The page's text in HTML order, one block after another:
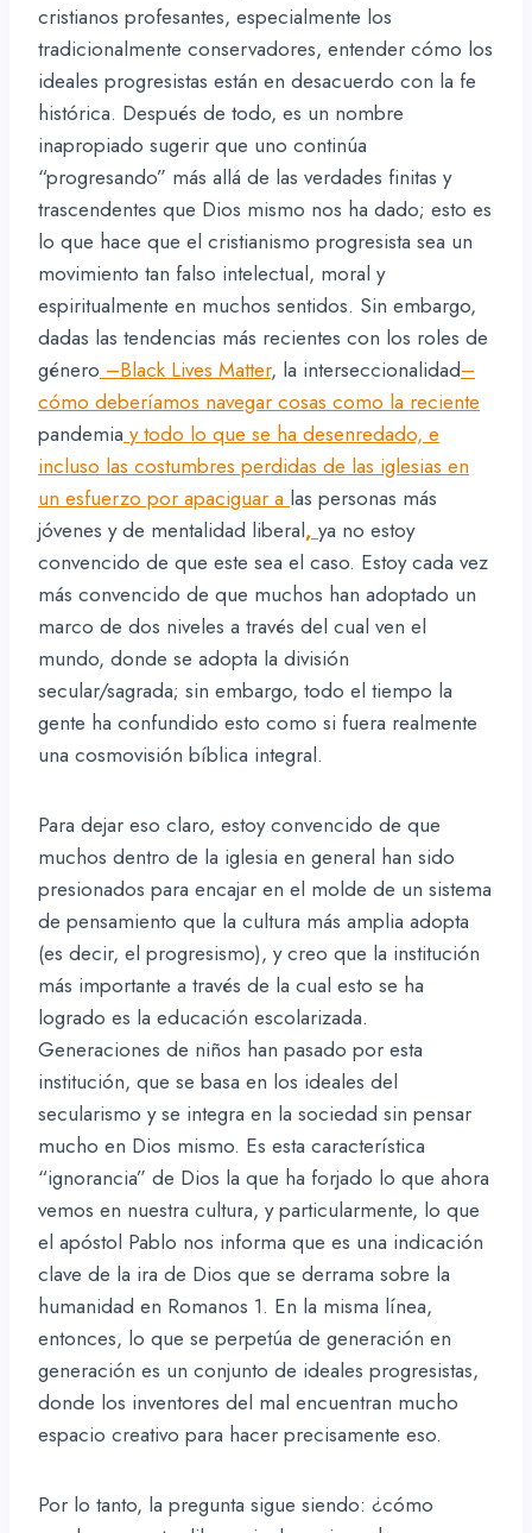
cristianos profesantes, especialmente los
tradicionalmente conservadores, entender cómo los
ideales progresistas están en desacuerdo con la fe
histórica. Después de todo, es un nombre
inapropiado sugerir que uno continúa
“progresando” más allá de las verdades finitas y
trascendentes que Dios mismo nos ha dado; esto es
lo que hace que el cristianismo progresista sea un
movimiento tan falso intelectual, moral y
espiritualmente en muchos sentidos. Sin embargo,
dadas las tendencias más recientes con los roles de
género –Black Lives Matter, la interseccionalidad–
cómo deberíamos navegar cosas como la reciente
pandemia y todo lo que se ha desenredado, e
incluso las costumbres perdidas de las iglesias en
un esfuerzo por apaciguar a las personas más
jóvenes y de mentalidad liberal, ya no estoy
convencido de que este sea el caso. Estoy cada vez
más convencido de que muchos han adoptado un
marco de dos niveles a través del cual ven el
mundo, donde se adopta la división
secular/sagrada; sin embargo, todo el tiempo la
gente ha confundido esto como si fuera realmente
una cosmovisión bíblica integral.
Para dejar eso claro, estoy convencido de que
muchos dentro de la iglesia en general han sido
presionados para encajar en el molde de un sistema
de pensamiento que la cultura más amplia adopta
(es decir, el progresismo), y creo que la institución
más importante a través de la cual esto se ha
logrado es la educación escolarizada.
Generaciones de niños han pasado por esta
institución, que se basa en los ideales del
secularismo y se integra en la sociedad sin pensar
mucho en Dios mismo. Es esta característica
“ignorancia” de Dios la que ha forjado lo que ahora
vemos en nuestra cultura, y particularmente, lo que
el apóstol Pablo nos informa que es una indicación
clave de la ira de Dios que se derrama sobre la
humanidad en Romanos 1. En la misma línea,
entonces, lo que se perpetúa de generación en
generación es un conjunto de ideales progresistas,
donde los inventores del mal encuentran mucho
espacio creativo para hacer precisamente eso.
Por lo tanto, la pregunta sigue siendo: ¿cómo